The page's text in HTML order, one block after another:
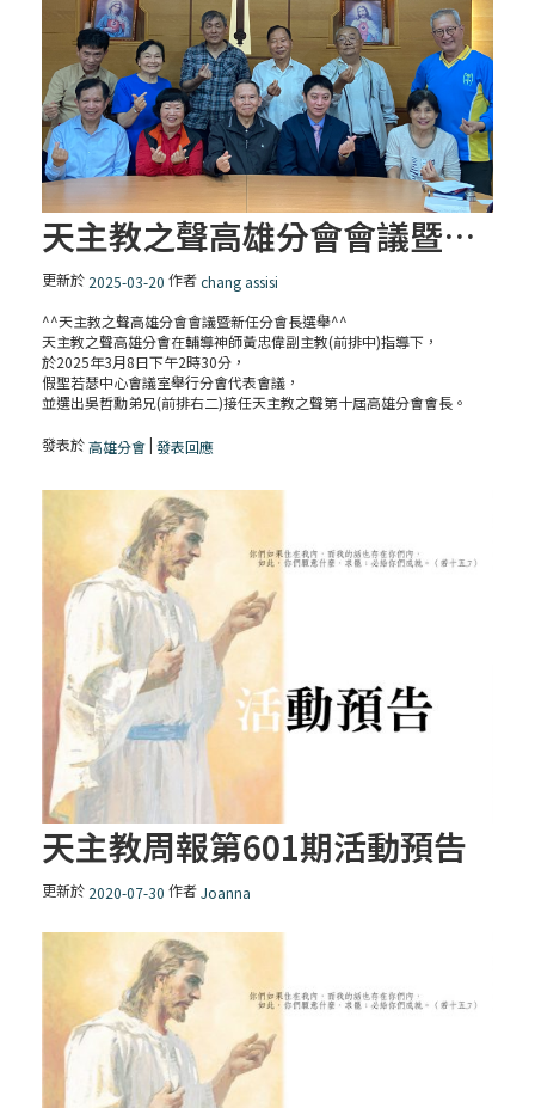
天主教之聲高雄分會會議暨新任分會長選舉
更新於 2025-03-20 作者chang assisi
^^天主教之聲高雄分會會議暨新任分會長選舉^^
天主教之聲高雄分會在輔導神師黃忠偉副主教(前排中)指導下，
於2025年3月8日下午2時30分，
假聖若瑟中心會議室舉行分會代表會議，
並選出吳哲勳弟兄(前排右二)接任天主教之聲第十屆高雄分會會長。
發表於高雄分會|發表回應
天主教周報第601期活動預告
更新於 2020-07-30 作者 Joanna